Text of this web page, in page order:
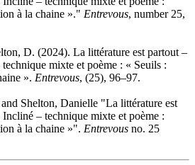
à la chaine »." Entrevous, number 25,
D. (2024). La littérature est partout –
mixte et poème : « Seuils :
». Entrevous, (25), 96–97.
Shelton, Danielle "La littérature est
– technique mixte et poème :
à la chaine »". Entrevous no. 25